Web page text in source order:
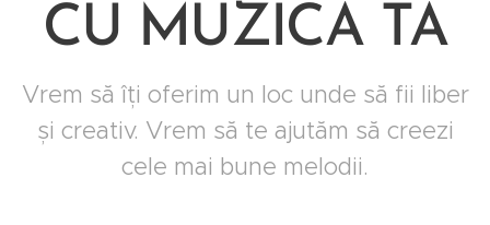
CU MUZICA TA
Vrem să îți oferim un loc unde să fii liber
și creativ. Vrem să te ajutăm să creezi
cele mai bune melodii.